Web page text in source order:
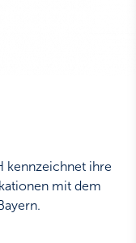
kennzeichnet ihre
mit dem